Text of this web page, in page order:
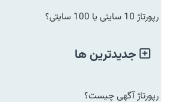
رپورتاژ 10 سایتی یا 100 سایتی؟
جدیدترین ها
رپورتاژ آگهی چیست؟